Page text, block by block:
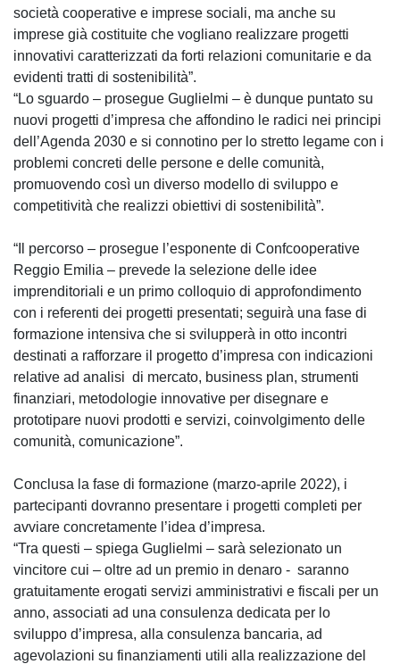
società cooperative e imprese sociali, ma anche su
imprese già costituite che vogliano realizzare progetti
innovativi caratterizzati da forti relazioni comunitarie e da
evidenti tratti di sostenibilità”.
“Lo sguardo – prosegue Guglielmi – è dunque puntato su
nuovi progetti d’impresa che affondino le radici nei principi
dell’Agenda 2030 e si connotino per lo stretto legame con i
problemi concreti delle persone e delle comunità,
promuovendo così un diverso modello di sviluppo e
competitività che realizzi obiettivi di sostenibilità”.
“Il percorso – prosegue l’esponente di Confcooperative
Reggio Emilia – prevede la selezione delle idee
imprenditoriali e un primo colloquio di approfondimento
con i referenti dei progetti presentati; seguirà una fase di
formazione intensiva che si svilupperà in otto incontri
destinati a rafforzare il progetto d’impresa con indicazioni
relative ad analisi di mercato, business plan, strumenti
finanziari, metodologie innovative per disegnare e
prototipare nuovi prodotti e servizi, coinvolgimento delle
comunità, comunicazione”.
Conclusa la fase di formazione (marzo-aprile 2022), i
partecipanti dovranno presentare i progetti completi per
avviare concretamente l’idea d’impresa.
“Tra questi – spiega Guglielmi – sarà selezionato un
vincitore cui – oltre ad un premio in denaro - saranno
gratuitamente erogati servizi amministrativi e fiscali per un
anno, associati ad una consulenza dedicata per lo
sviluppo d’impresa, alla consulenza bancaria, ad
agevolazioni su finanziamenti utili alla realizzazione del